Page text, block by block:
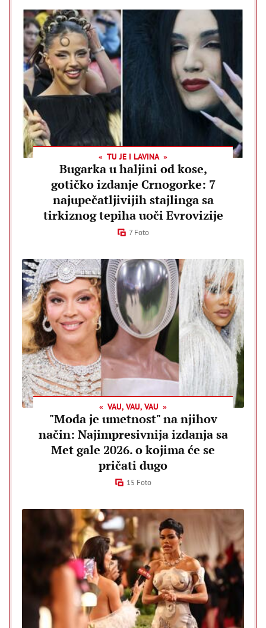
TU JE I LAVINA
Bugarka u haljini od kose,
gotičko izdanje Crnogorke: 7
najupečatljivijih stajlinga sa
tirkiznog tepiha uoči Evrovizije
7 Foto
VAU, VAU, VAU
"Moda je umetnost" na njihov
način: Najimpresivnija izdanja sa
Met gale 2026. o kojima će se
pričati dugo
15 Foto